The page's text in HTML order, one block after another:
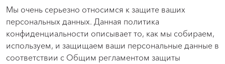
Мы очень серьезно относимся к защите ваших
персональных данных. Данная политика
конфиденциальности описывает то, как мы собираем,
используем, и защищаем ваши персональные данные в
соответствии с Общим регламентом защиты